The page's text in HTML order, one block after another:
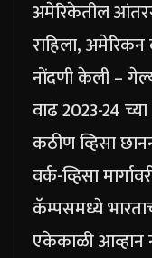
अमेरिकेतील
राहिला, अमेरिकन
नोंदणी केली –
वाढ 2023-24
कठीण व्हिसा
वर्क-व्हिसा
कॅम्पसमध्ये
एकेकाळी आव्हान